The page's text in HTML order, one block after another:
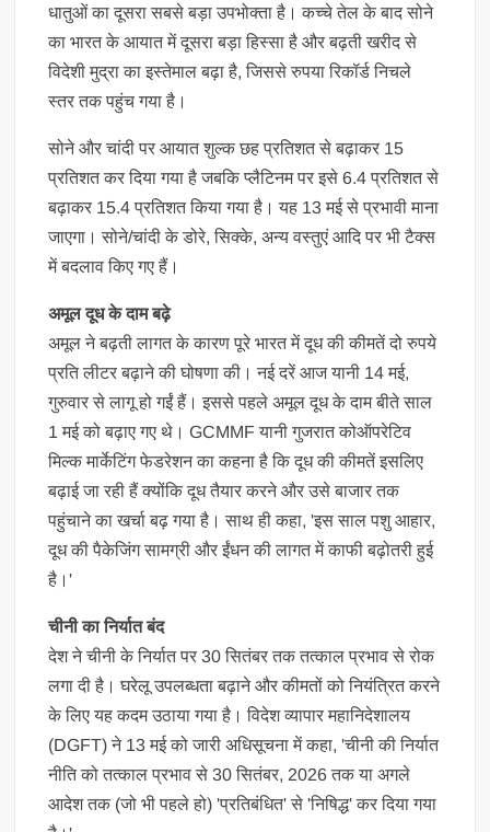
धातुओं का दूसरा सबसे बड़ा उपभोक्ता है। कच्चे तेल के बाद सोने
का भारत के आयात में दूसरा बड़ा हिस्सा है और बढ़ती खरीद से
विदेशी मुद्रा का इस्तेमाल बढ़ा है, जिससे रुपया रिकॉर्ड निचले
स्तर तक पहुंच गया है।
सोने और चांदी पर आयात शुल्क छह प्रतिशत से बढ़ाकर 15
प्रतिशत कर दिया गया है जबकि प्लैटिनम पर इसे 6.4 प्रतिशत से
बढ़ाकर 15.4 प्रतिशत किया गया है। यह 13 मई से प्रभावी माना
जाएगा। सोने/चांदी के डोरे, सिक्के, अन्य वस्तुएं आदि पर भी टैक्स
में बदलाव किए गए हैं।
अमूल दूध के दाम बढ़े
अमूल ने बढ़ती लागत के कारण पूरे भारत में दूध की कीमतें दो रुपये
प्रति लीटर बढ़ाने की घोषणा की। नई दरें आज यानी 14 मई,
गुरुवार से लागू हो गईं हैं। इससे पहले अमूल दूध के दाम बीते साल
1 मई को बढ़ाए गए थे। GCMMF यानी गुजरात कोऑपरेटिव
मिल्क मार्केटिंग फेडरेशन का कहना है कि दूध की कीमतें इसलिए
बढ़ाई जा रही हैं क्योंकि दूध तैयार करने और उसे बाजार तक
पहुंचाने का खर्चा बढ़ गया है। साथ ही कहा, 'इस साल पशु आहार,
दूध की पैकेजिंग सामग्री और ईंधन की लागत में काफी बढ़ोतरी हुई
है।'
चीनी का निर्यात बंद
देश ने चीनी के निर्यात पर 30 सितंबर तक तत्काल प्रभाव से रोक
लगा दी है। घरेलू उपलब्धता बढ़ाने और कीमतों को नियंत्रित करने
के लिए यह कदम उठाया गया है। विदेश व्यापार महानिदेशालय
(DGFT) ने 13 मई को जारी अधिसूचना में कहा, 'चीनी की निर्यात
नीति को तत्काल प्रभाव से 30 सितंबर, 2026 तक या अगले
आदेश तक (जो भी पहले हो) 'प्रतिबंधित' से 'निषिद्ध' कर दिया गया